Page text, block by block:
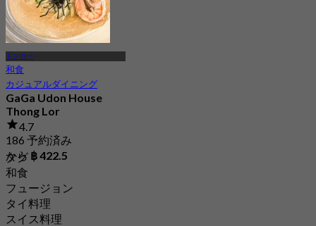
トンロー
和食
カジュアルダイニング
GaGa Udon House
Thong Lor
4.7
186 予約済み
から ฿ 422.5
タグ
和食
フュージョン
タイ料理
スイス料理